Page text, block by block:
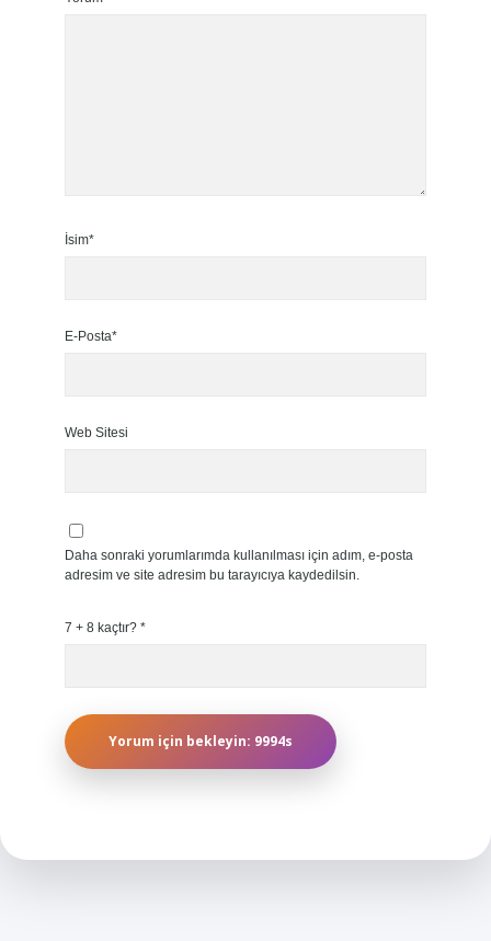
İsim*
E-Posta*
Web Sitesi
Daha sonraki yorumlarımda kullanılması için adım, e-posta
adresim ve site adresim bu tarayıcıya kaydedilsin.
7 + 8 kaçtır? *